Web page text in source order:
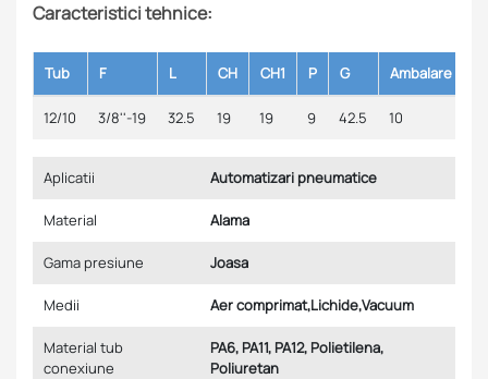
Caracteristici tehnice:
Tub F L CH CH1 P G Ambalare
12/10 3/8''-19 32.5 19 19 9 42.5 10
Aplicatii Automatizari pneumatice
Material Alama
Gama presiune Joasa
Medii Aer comprimat,Lichide,Vacuum
Material tub
conexiune
PA6, PA11, PA12, Polietilena,
Poliuretan